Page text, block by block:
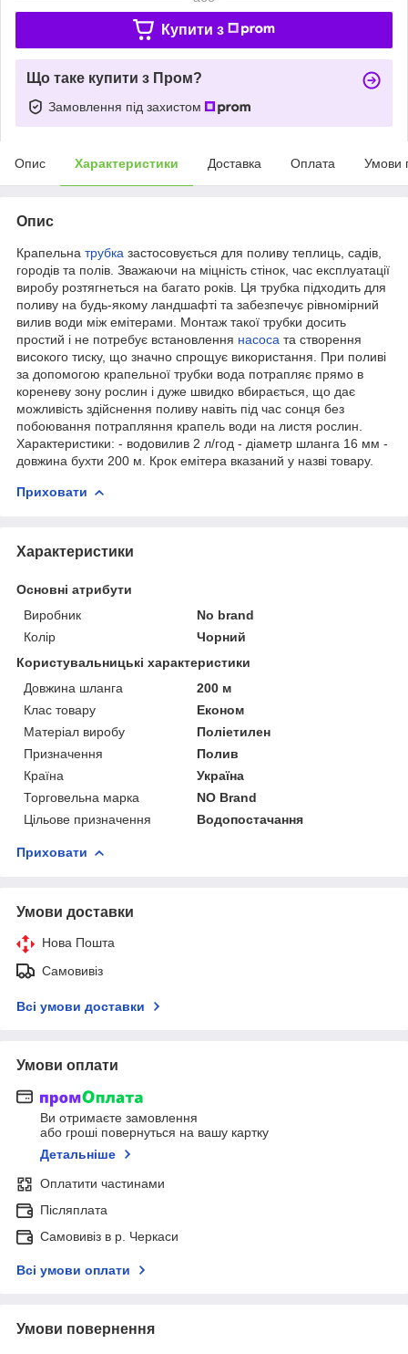
Купити з
Що таке купити з Пром?
Замовлення під захистом
Опис Характеристики Доставка Оплата Умови
Опис
Крапельна трубка застосовується для поливу теплиць, садів,
городів та полів. Зважаючи на міцність стінок, час експлуатації
виробу розтягнеться на багато років. Ця трубка підходить для
поливу на будь-якому ландшафті та забезпечує рівномірний
вилив води між емітерами. Монтаж такої трубки досить
простий і не потребує встановлення насоса та створення
високого тиску, що значно спрощує використання. При поливі
за допомогою крапельної трубки вода потрапляє прямо в
кореневу зону рослин і дуже швидко вбирається, що дає
можливість здійснення поливу навіть під час сонця без
побоювання потрапляння крапель води на листя рослин.
Характеристики: - водовилив 2 л/год - діаметр шланга 16 мм -
довжина бухти 200 м. Крок емітера вказаний у назві товару.
Приховати
Характеристики
Основні атрибути
Виробник
No brand
Колір
Чорний
Користувальницькі характеристики
Довжина шланга
200 м
Клас товару
Економ
Матеріал виробу
Поліетилен
Призначення
Полив
Країна
Україна
Торговельна марка
NO Brand
Цільове призначення
Водопостачання
Приховати
Умови доставки
Нова Пошта
Самовивіз
Всі умови доставки
Умови оплати
Ви отримаєте замовлення
або гроші повернуться на вашу картку
Детальніше
Оплатити частинами
Післяплата
Самовивіз в р. Черкаси
Всі умови оплати
Умови повернення